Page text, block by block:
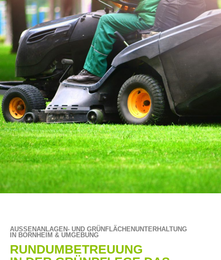
AUSSENANLAGEN- UND GRÜNFLÄCHEN­UNTERHALTUNG
IN BORNHEIM & UMGEBUNG
RUNDUM­BETREUUNG